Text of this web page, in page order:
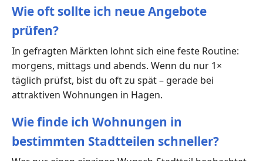
Wie oft sollte ich neue Angebote
prüfen?
In gefragten Märkten lohnt sich eine feste Routine:
morgens, mittags und abends. Wenn du nur 1×
täglich prüfst, bist du oft zu spät – gerade bei
attraktiven Wohnungen in Hagen.
Wie finde ich Wohnungen in
bestimmten Stadtteilen schneller?